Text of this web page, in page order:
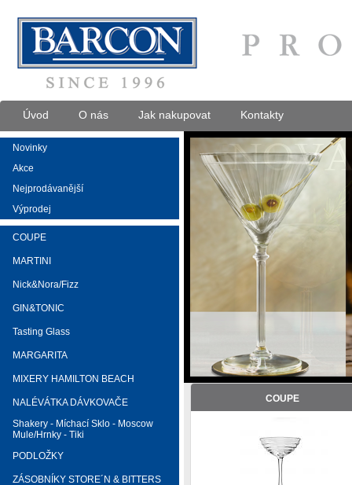
Úvod O nás Jak nakupovat Kontakty
Novinky
Akce
Nejprodávanější
Výprodej
COUPE
MARTINI
Nick&Nora/Fizz
GIN&TONIC
Tasting Glass
MARGARITA
MIXERY HAMILTON BEACH
NALÉVÁTKA DÁVKOVAČE
Shakery - Míchací Sklo - Moscow
Mule/Hrnky - Tiki
PODLOŽKY
ZÁSOBNÍKY STORE´N & BITTERS
COUPE